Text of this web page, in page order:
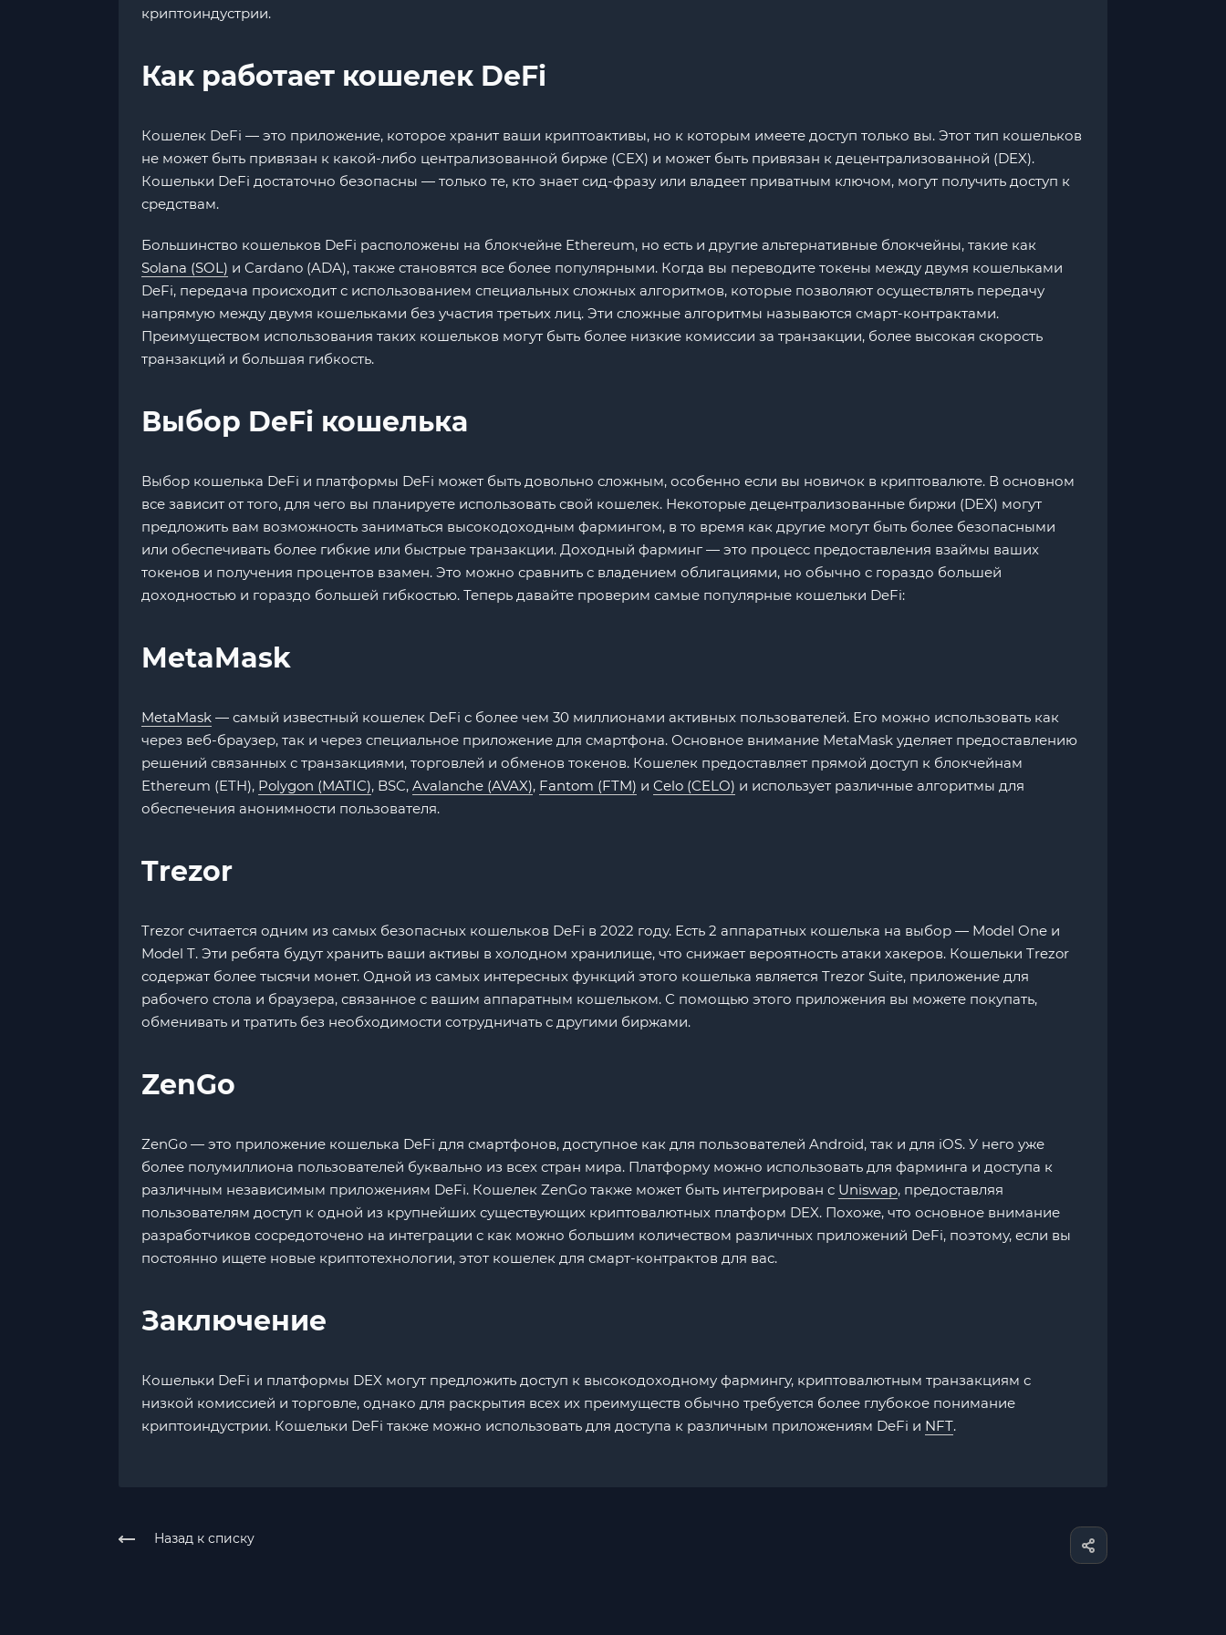
криптоиндустрии.
Как работает кошелек DeFi
Кошелек DeFi — это приложение, которое хранит ваши криптоактивы, но к которым имеете доступ только вы. Этот тип кошельков
не может быть привязан к какой-либо централизованной бирже (CEX) и может быть привязан к децентрализованной (DEX).
Кошельки DeFi достаточно безопасны — только те, кто знает сид-фразу или владеет приватным ключом, могут получить доступ к
средствам.
Большинство кошельков DeFi расположены на блокчейне Ethereum, но есть и другие альтернативные блокчейны, такие как
Solana (SOL) и Cardano (ADA), также становятся все более популярными. Когда вы переводите токены между двумя кошельками
DeFi, передача происходит с использованием специальных сложных алгоритмов, которые позволяют осуществлять передачу
напрямую между двумя кошельками без участия третьих лиц. Эти сложные алгоритмы называются смарт-контрактами.
Преимуществом использования таких кошельков могут быть более низкие комиссии за транзакции, более высокая скорость
транзакций и большая гибкость.
Выбор DeFi кошелька
Выбор кошелька DeFi и платформы DeFi может быть довольно сложным, особенно если вы новичок в криптовалюте. В основном
все зависит от того, для чего вы планируете использовать свой кошелек. Некоторые децентрализованные биржи (DEX) могут
предложить вам возможность заниматься высокодоходным фармингом, в то время как другие могут быть более безопасными
или обеспечивать более гибкие или быстрые транзакции. Доходный фарминг — это процесс предоставления взаймы ваших
токенов и получения процентов взамен. Это можно сравнить с владением облигациями, но обычно с гораздо большей
доходностью и гораздо большей гибкостью. Теперь давайте проверим самые популярные кошельки DeFi:
MetaMask
MetaMask — самый известный кошелек DeFi с более чем 30 миллионами активных пользователей. Его можно использовать как
через веб-браузер, так и через специальное приложение для смартфона. Основное внимание MetaMask уделяет предоставлению
решений связанных с транзакциями, торговлей и обменов токенов. Кошелек предоставляет прямой доступ к блокчейнам
Ethereum (ETH), Polygon (MATIC), BSC, Avalanche (AVAX), Fantom (FTM) и Celo (CELO) и использует различные алгоритмы для
обеспечения анонимности пользователя.
Trezor
Trezor считается одним из самых безопасных кошельков DeFi в 2022 году. Есть 2 аппаратных кошелька на выбор — Model One и
Model T. Эти ребята будут хранить ваши активы в холодном хранилище, что снижает вероятность атаки хакеров. Кошельки Trezor
содержат более тысячи монет. Одной из самых интересных функций этого кошелька является Trezor Suite, приложение для
рабочего стола и браузера, связанное с вашим аппаратным кошельком. С помощью этого приложения вы можете покупать,
обменивать и тратить без необходимости сотрудничать с другими биржами.
ZenGo
ZenGo — это приложение кошелька DeFi для смартфонов, доступное как для пользователей Android, так и для iOS. У него уже
более полумиллиона пользователей буквально из всех стран мира. Платформу можно использовать для фарминга и доступа к
различным независимым приложениям DeFi. Кошелек ZenGo также может быть интегрирован с Uniswap, предоставляя
пользователям доступ к одной из крупнейших существующих криптовалютных платформ DEX. Похоже, что основное внимание
разработчиков сосредоточено на интеграции с как можно большим количеством различных приложений DeFi, поэтому, если вы
постоянно ищете новые криптотехнологии, этот кошелек для смарт-контрактов для вас.
Заключение
Кошельки DeFi и платформы DEX могут предложить доступ к высокодоходному фармингу, криптовалютным транзакциям с
низкой комиссией и торговле, однако для раскрытия всех их преимуществ обычно требуется более глубокое понимание
криптоиндустрии. Кошельки DeFi также можно использовать для доступа к различным приложениям DeFi и NFT.
Назад к списку